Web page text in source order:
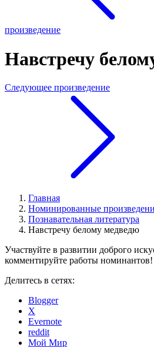
произведение
Навстречу
Следующее произведение
Главная
Номинированные
Познавательная литература
Навстречу белому медведю
Участвуйте в развитии доброго
комментируйте работы номинантов!
Делитесь в сетях:
Blogger
X
Evernote
reddit
Мой Мир